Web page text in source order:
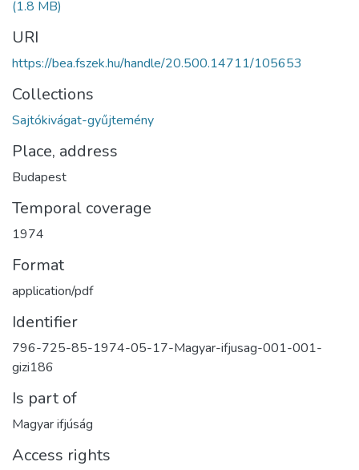
(1.8 MB)
URI
https://bea.fszek.hu/handle/20.500.14711/105653
Collections
Sajtókivágat-gyűjtemény
Place, address
Budapest
Temporal coverage
1974
Format
application/pdf
Identifier
796-725-85-1974-05-17-Magyar-ifjusag-001-001-
gizi186
Is part of
Magyar ifjúság
Access rights